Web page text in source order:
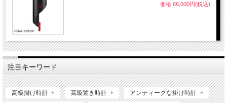
価格:66,000円(税込)
注目キーワード
高級掛け時計 高級置き時計 アンティークな掛け時計